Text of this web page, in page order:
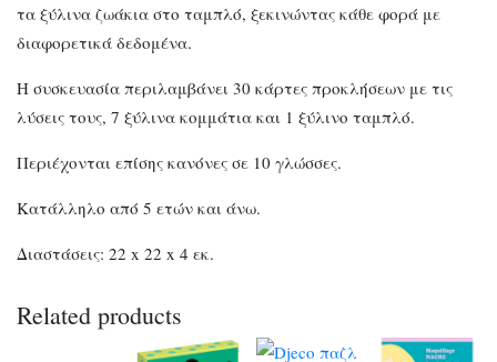
τα ξύλινα ζωάκια στο ταμπλό, ξεκινώντας κάθε φορά με
διαφορετικά δεδομένα.
Η συσκευασία περιλαμβάνει 30 κάρτες προκλήσεων με τις
λύσεις τους, 7 ξύλινα κομμάτια και 1 ξύλινο ταμπλό.
Περιέχονται επίσης κανόνες σε 10 γλώσσες.
Κατάλληλο από 5 ετών και άνω.
Διαστάσεις: 22 x 22 x 4 εκ.
Related products